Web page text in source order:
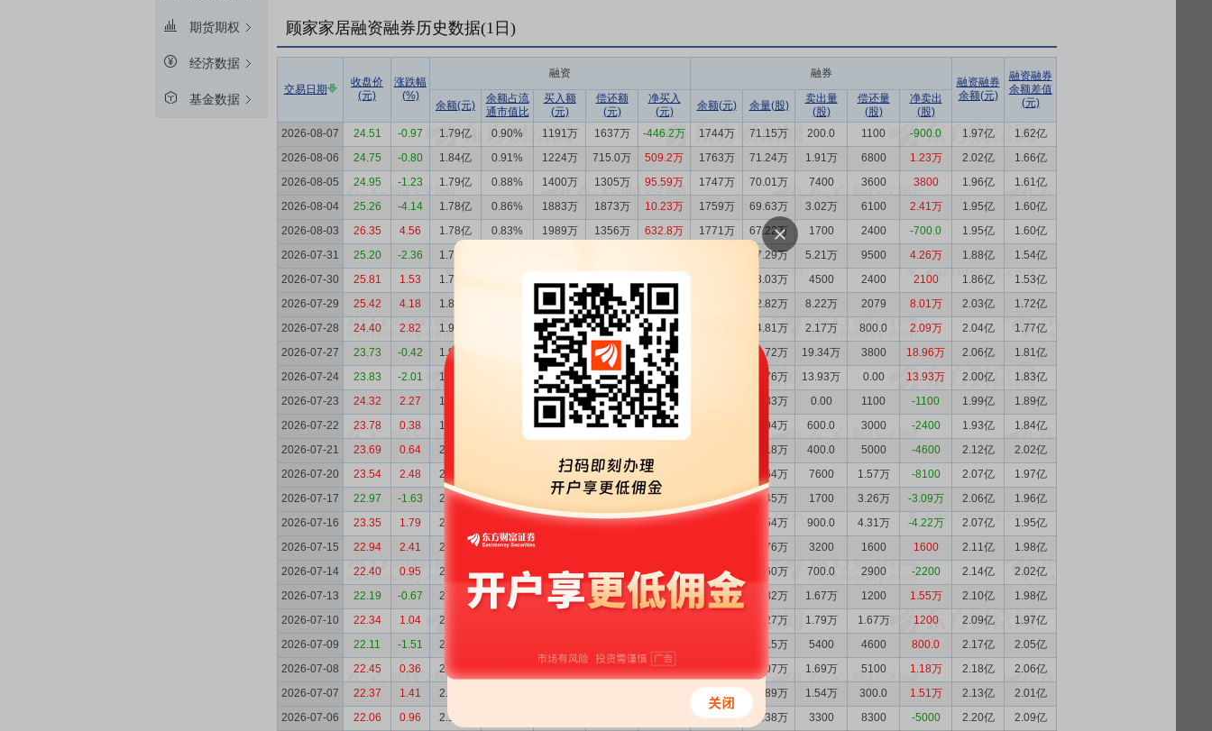
期货期权
经济数据
基金数据
顾家家居融资融券历史数据(1 日)
交易日期
收盘价
(元)
涨跌幅
(%)
融资 融券
融资融券
余额(元)
融资融券
余额差值
(元)
余额(元)
余额占流
通市值比
买入额
(元)
偿还额
(元)
净买入
(元)
余额(元) 余量(股)
卖出量
(股)
偿还量
(股)
净卖出
(股)
2026-08-07
24.51 -0.97 1.79亿 0.90% 1191万 1637万 -446.2万 1744万 71.15万 200.0 1100 -900.0 1.97亿
1.62亿
2026-08-06
24.75 -0.80 1.84亿 0.91% 1224万 715.0万 509.2万 1763万 71.24万 1.91万 6800 1.23万 2.02亿
1.66亿
2026-08-05
24.95 -1.23 1.79亿 0.88% 1400万 1305万 95.59万 1747万 70.01万 7400 3600 3800 1.96亿
1.61亿
2026-08-04
25.26 -4.14 1.78亿 0.86% 1883万 1873万 10.23万 1759万 69.63万 3.02万 6100 2.41万 1.95亿
1.60亿
2026-08-03
26.35 4.56 1.78亿 0.83% 1989万 1356万 632.8万 1771万 67.22万 1700 2400 -700.0 1.95亿
1.60亿
2026-07-31
25.20 -2.36 1.71亿 67.29万 5.21万 9500 4.26万 1.88亿
1.54亿
2026-07-30
25.81 1.53 1.70亿 63.03万 4500 2400 2100 1.86亿
1.53亿
2026-07-29
25.42 4.18 1.87亿 1726万 2059万 -333.5万 62.82万 8.22万 2079 8.01万 2.03亿
1.72亿
2026-07-28
24.40 2.82 1.91亿 694.9万 931.7万 -236.8万 54.81万 2.17万 800.0 2.09万 2.04亿
1.77亿
2026-07-27
23.73 -0.42 1.93亿 669.4万 501.2万 168.2万 52.72万 19.34万 3800 18.96万 2.06亿
1.81亿
2026-07-24
23.83 -2.01 1.92亿 741.6万 981.8万 -240.2万 33.76万 13.93万 0.00 13.93万 2.00亿
1.83亿
2026-07-23
24.32 2.27 1.94亿 1193万 677.3万 515.9万 19.83万 0.00 1100 -1100 1.99亿
1.89亿
2026-07-22
23.78 0.38 1.89亿 603.5万 2437万 -1833万 19.94万 600.0 3000 -2400 1.93亿
1.84亿
2026-07-21
23.69 0.64 2.07亿 20.18万 400.0 5000 -4600 2.12亿
2.02亿
2026-07-20
23.54 2.48 2.02亿 1307万 1240万 66.69万 20.64万 7600 1.57万 -8100 2.07亿
1.97亿
2026-07-17
22.97 -1.63 2.01亿 1.07% 1250万 1201万 48.95万 492.7万 21.45万 1700 3.26万 -3.09万 2.06亿
1.96亿
2026-07-16
23.35 1.79 2.01亿 1511万 1838万 -327.2万 24.54万 900.0 4.31万 -4.22万 2.07亿
1.95亿
2026-07-15
22.94 2.41 2.04亿 1.09% 28.76万 3200 1600 1600 2.11亿
1.98亿
2026-07-14
22.40 0.95 2.08亿 1.14% 2313万 1905万 407.9万 640.6万 28.60万 700.0 2900 -2200 2.14亿
2.02亿
2026-07-13
22.19 -0.67 2.04亿 1.13% 1003万 906.2万 97.09万 639.5万 28.82万 1.67万 1200 1.55万 2.10亿
1.98亿
2026-07-10
22.34 1.04 2.03亿 27.27万 1.79万 1.67万 1200 2.09亿
1.97亿
2026-07-09
22.11 -1.51 2.11亿 27.15万 5400 4600 800.0 2.17亿
2.05亿
2026-07-08
22.45 0.36 2.12亿 491.0万 27.07万 1.69万 5100 1.18万 2.18亿
2.06亿
2026-07-07
22.37 1.41 2.07亿 579.2万 25.89万 1.54万 300.0 1.51万 2.13亿
2.01亿
2026-07-06
22.06 0.96 2.14亿 537.8万 24.38万 3300 8300 -5000 2.20亿
2.09亿